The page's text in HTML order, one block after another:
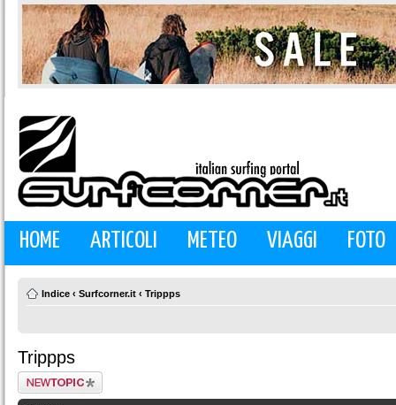
HOME ARTICOLI METEO VIAGGI FOTO
Indice ‹ Surfcorner.it ‹ Trippps
Trippps
Scrivi un nuovo
argomento